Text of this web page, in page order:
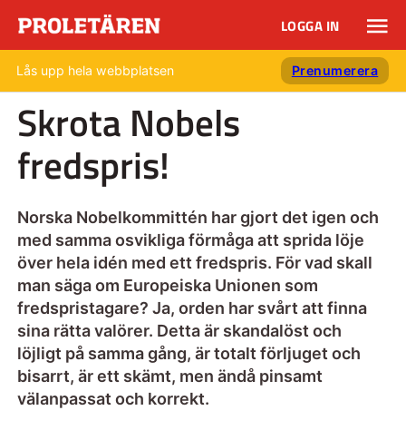
LOGGA IN
Lås upp hela webbplatsen Prenumerera
Skrota Nobels
fredspris!
Norska Nobelkommittén har gjort det igen och
med samma osvikliga förmåga att sprida löje
över hela idén med ett fredspris. För vad skall
man säga om Europeiska Unionen som
fredspristagare? Ja, orden har svårt att finna
sina rätta valörer. Detta är skandalöst och
löjligt på samma gång, är totalt förljuget och
bisarrt, är ett skämt, men ändå pinsamt
välanpassat och korrekt.